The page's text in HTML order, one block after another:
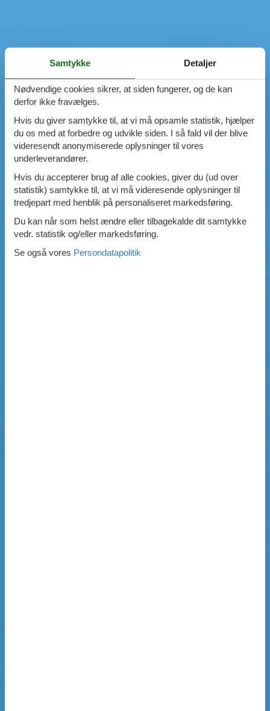
Samtykke Detaljer
Nødvendige cookies sikrer, at siden fungerer, og de kan
derfor ikke fravælges.
Hvis du giver samtykke til, at vi må opsamle statistik, hjælper
du os med at forbedre og udvikle siden. I så fald vil der blive
videresendt anonymiserede oplysninger til vores
underleverandører.
Hvis du accepterer brug af alle cookies, giver du (ud over
statistik) samtykke til, at vi må videresende oplysninger til
tredjepart med henblik på personaliseret markedsføring.
Du kan når som helst ændre eller tilbagekalde dit samtykke
vedr. statistik og/eller markedsføring.
Se også vores Persondatapolitik